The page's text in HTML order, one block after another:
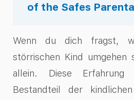
of the Safes
Wenn du dich fragst,
störrischen Kind
allein. Diese
Bestandteil der